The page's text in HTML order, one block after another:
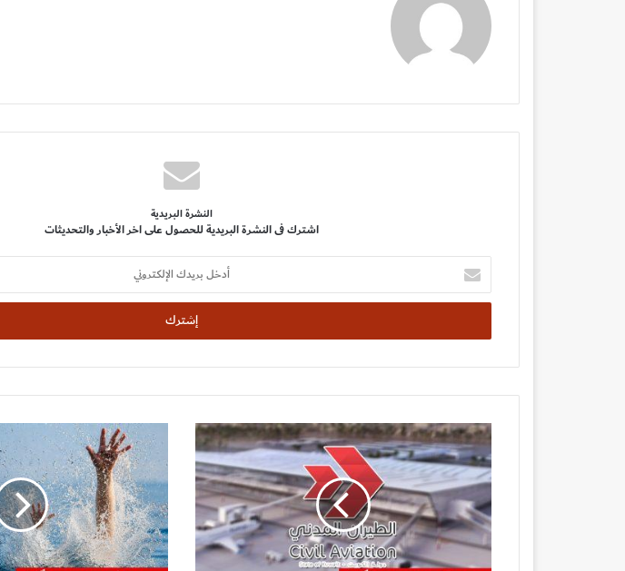
النشرة البريدية
اشترك فى النشرة البريدية للحصول على اخر الأخبار والتحديثات
أدخل
بريدك
الإلكتروني